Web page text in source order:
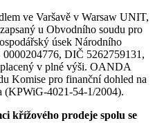
ve Varšavě v Warsaw UNIT,
u Obvodního soudu pro
úsek Národního
DIČ 5262759131,
v plné výši. OANDA
Komise pro finanční dohled na
(KPWiG-4021-54-1/2004).
křížového prodeje spolu se